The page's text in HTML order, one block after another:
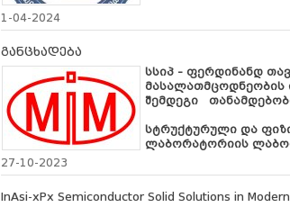
1-04-2024
განცხადება
სსიპ - ფერდინანდ
მასალათმცოდნეობის
შემდეგი
სტრუქტურული და
ლაბორატორიის
27-10-2023
InAsi-xPx Semiconductor Solid Solutions in